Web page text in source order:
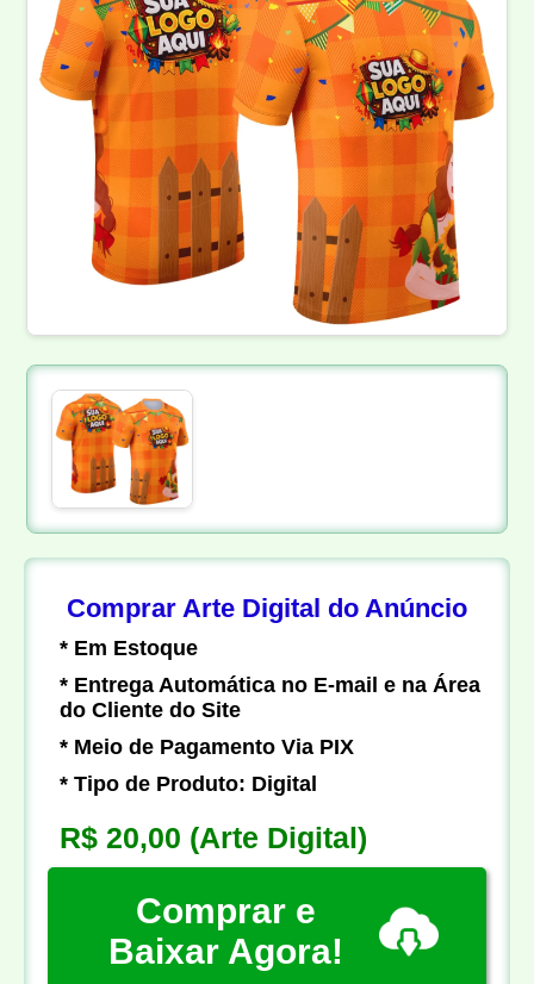
Comprar Arte Digital do Anúncio
* Em Estoque
* Entrega Automática no E-mail e na Área
do Cliente do Site
* Meio de Pagamento Via PIX
* Tipo de Produto: Digital
R$ 20,00 (Arte Digital)
Comprar e
Baixar Agora!